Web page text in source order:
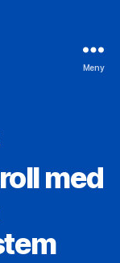
Meny
med